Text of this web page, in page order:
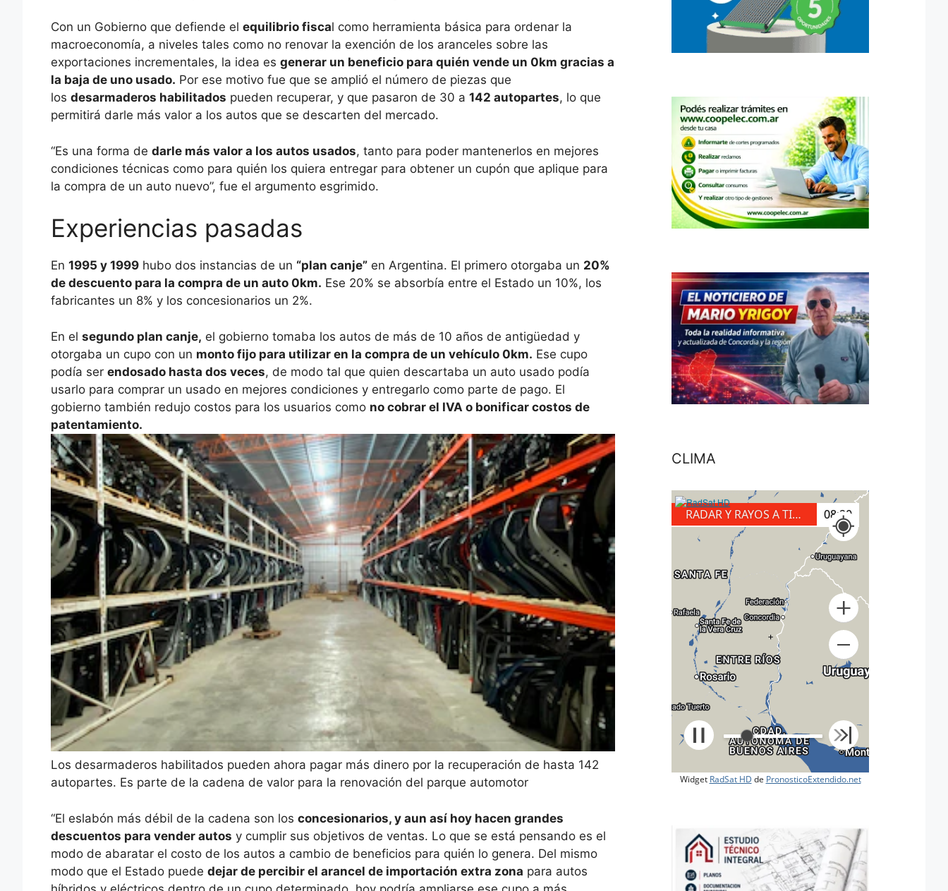
Con un Gobierno que defiende el equilibrio fiscal como herramienta básica para ordenar la
macroeconomía, a niveles tales como no renovar la exención de los aranceles sobre las
exportaciones incrementales, la idea es generar un beneficio para quién vende un 0km gracias a
la baja de uno usado. Por ese motivo fue que se amplió el número de piezas que
los desarmaderos habilitados pueden recuperar, y que pasaron de 30 a 142 autopartes, lo que
permitirá darle más valor a los autos que se descarten del mercado.
“Es una forma de darle más valor a los autos usados, tanto para poder mantenerlos en mejores
condiciones técnicas como para quién los quiera entregar para obtener un cupón que aplique para
la compra de un auto nuevo”, fue el argumento esgrimido.
Experiencias pasadas
En 1995 y 1999 hubo dos instancias de un “plan canje” en Argentina. El primero otorgaba un 20%
de descuento para la compra de un auto 0km. Ese 20% se absorbía entre el Estado un 10%, los
fabricantes un 8% y los concesionarios un 2%.
En el segundo plan canje, el gobierno tomaba los autos de más de 10 años de antigüedad y
otorgaba un cupo con un monto fijo para utilizar en la compra de un vehículo 0km. Ese cupo
podía ser endosado hasta dos veces, de modo tal que quien descartaba un auto usado podía
usarlo para comprar un usado en mejores condiciones y entregarlo como parte de pago. El
gobierno también redujo costos para los usuarios como no cobrar el IVA o bonificar costos de
patentamiento.
Los desarmaderos habilitados pueden ahora pagar más dinero por la recuperación de hasta 142
autopartes. Es parte de la cadena de valor para la renovación del parque automotor
“El eslabón más débil de la cadena son los concesionarios, y aun así hoy hacen grandes
descuentos para vender autos y cumplir sus objetivos de ventas. Lo que se está pensando es el
modo de abaratar el costo de los autos a cambio de beneficios para quién lo genera. Del mismo
modo que el Estado puede dejar de percibir el arancel de importación extra zona para autos
CLIMA
RADAR Y RAYOS A TIERRA 08:40
+
Widget RadSat HD de PronosticoExtendido.net